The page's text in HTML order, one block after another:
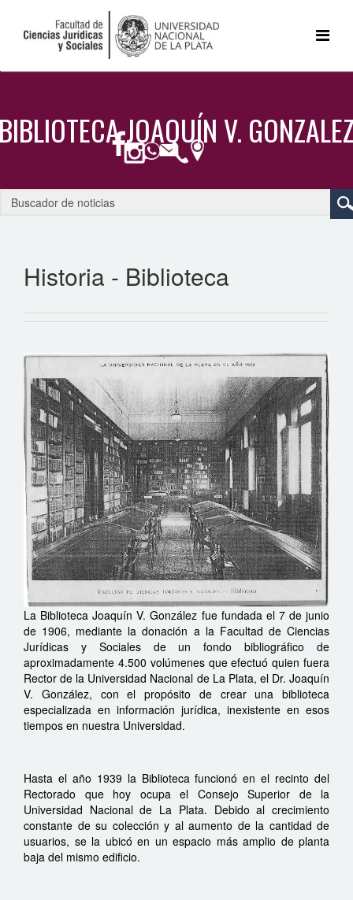
Historia - Biblioteca
La Biblioteca Joaquín V. González fue fundada el 7 de junio
de 1906, mediante la donación a la Facultad de Ciencias
Jurídicas y Sociales de un fondo bibliográfico de
aproximadamente 4.500 volúmenes que efectuó quien fuera
Rector de la Universidad Nacional de La Plata, el Dr. Joaquín
V. González, con el propósito de crear una biblioteca
especializada en información jurídica, inexistente en esos
tiempos en nuestra Universidad.
Hasta el año 1939 la Biblioteca funcionó en el recinto del
Rectorado que hoy ocupa el Consejo Superior de la
Universidad Nacional de La Plata. Debido al crecimiento
constante de su colección y al aumento de la cantidad de
usuarios, se la ubicó en un espacio más amplio de planta
baja del mismo edificio.